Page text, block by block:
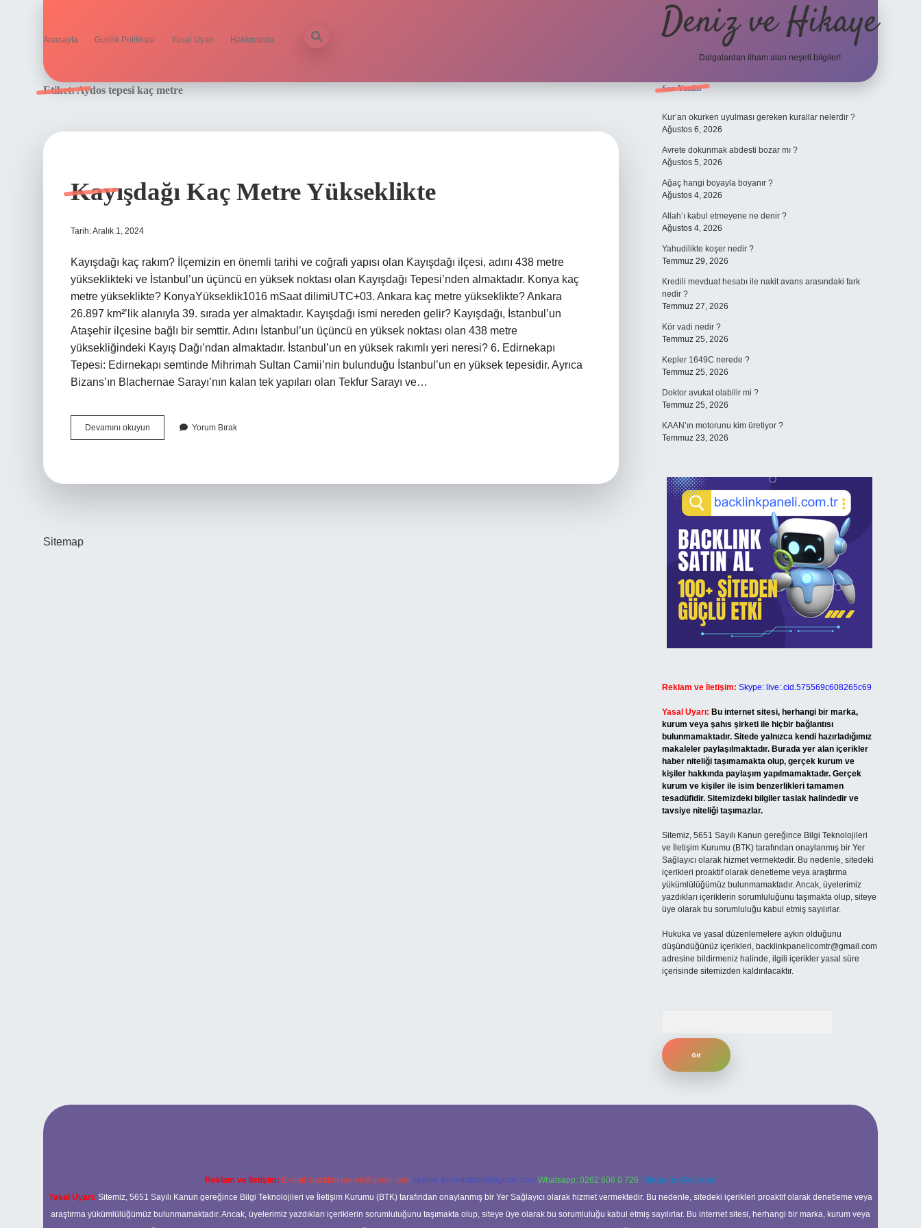
Anasayfa Gizlilik Politikası Yasal Uyarı Hakkımızda Deniz ve Hikaye
Dalgalardan ilham alan neşeli bilgiler!
Etiket:Aydos tepesi kaç metre
Kayışdağı Kaç Metre Yükseklikte
Tarih: Aralık 1, 2024
Kayışdağı kaç rakım? İlçemizin en önemli tarihi ve coğrafi yapısı olan Kayışdağı ilçesi, adını 438 metre
yükseklikteki ve İstanbul’un üçüncü en yüksek noktası olan Kayışdağı Tepesi’nden almaktadır. Konya kaç
metre yükseklikte? KonyaYükseklik1016 mSaat dilimiUTC+03. Ankara kaç metre yükseklikte? Ankara
26.897 km²’lik alanıyla 39. sırada yer almaktadır. Kayışdağı ismi nereden gelir? Kayışdağı, İstanbul’un
Ataşehir ilçesine bağlı bir semttir. Adını İstanbul’un üçüncü en yüksek noktası olan 438 metre
yüksekliğindeki Kayış Dağı’ndan almaktadır. İstanbul’un en yüksek rakımlı yeri neresi? 6. Edirnekapı
Tepesi: Edirnekapı semtinde Mihrimah Sultan Camii’nin bulunduğu İstanbul’un en yüksek tepesidir. Ayrıca
Bizans’ın Blachernae Sarayı’nın kalan tek yapıları olan Tekfur Sarayı ve…
Devamını okuyun Kayışdağı
Kaç
Yorum Bırak
Sitemap
Sidebar
Son Yazılar
Kur’an okurken uyulması gereken kurallar nelerdir ?
Ağustos 6, 2026
Avrete dokunmak abdesti bozar mı ?
Ağustos 5, 2026
Ağaç hangi boyayla boyanır ?
Ağustos 4, 2026
Allah’ı kabul etmeyene ne denir ?
Ağustos 4, 2026
Yahudilikte koşer nedir ?
Temmuz 29, 2026
Kredili mevduat hesabı ile nakit avans arasındaki fark
nedir ?
Temmuz 27, 2026
Kör vadi nedir ?
Temmuz 25, 2026
Kepler 1649C nerede ?
Temmuz 25, 2026
Doktor avukat olabilir mi ?
Temmuz 25, 2026
KAAN’ın motorunu kim üretiyor ?
Temmuz 23, 2026
Reklam ve İletişim: Skype: live:.cid.575569c608265c69
Yasal Uyarı: Bu internet sitesi, herhangi bir marka,
kurum veya şahıs şirketi ile hiçbir bağlantısı
bulunmamaktadır. Sitede yalnızca kendi hazırladığımız
makaleler paylaşılmaktadır. Burada yer alan içerikler
haber niteliği taşımamakta olup, gerçek kurum ve
kişiler hakkında paylaşım yapılmamaktadır. Gerçek
kurum ve kişiler ile isim benzerlikleri tamamen
tesadüfidir. Sitemizdeki bilgiler taslak halindedir ve
tavsiye niteliği taşımazlar.
Sitemiz, 5651 Sayılı Kanun gereğince Bilgi Teknolojileri
ve İletişim Kurumu (BTK) tarafından onaylanmış bir Yer
Sağlayıcı olarak hizmet vermektedir. Bu nedenle, sitedeki
içerikleri proaktif olarak denetleme veya araştırma
yükümlülüğümüz bulunmamaktadır. Ancak, üyelerimiz
yazdıkları içeriklerin sorumluluğunu taşımakta olup, siteye
üye olarak bu sorumluluğu kabul etmiş sayılırlar.
Hukuka ve yasal düzenlemelere aykırı olduğunu
düşündüğünüz içerikleri, backlinkpanelicomtr@gmail.com
adresine bildirmeniz halinde, ilgili içerikler yasal süre
içerisinde sitemizden kaldırılacaktır.
ilbet yeni giriş
Reklam ve İletişim: E-mail: backlinkpaneli@gmail.com Teams: forumhizmeti@gmail.com Whatsapp: 0262 606 0 726 Telegram: @karabul
Yasal Uyarı: Sitemiz, 5651 Sayılı Kanun gereğince Bilgi Teknolojileri ve İletişim Kurumu (BTK) tarafından onaylanmış bir Yer Sağlayıcı olarak hizmet vermektedir. Bu nedenle, sitedeki içerikleri proaktif olarak denetleme veya
araştırma yükümlülüğümüz bulunmamaktadır. Ancak, üyelerimiz yazdıkları içeriklerin sorumluluğunu taşımakta olup, siteye üye olarak bu sorumluluğu kabul etmiş sayılırlar. Bu internet sitesi, herhangi bir marka, kurum veya